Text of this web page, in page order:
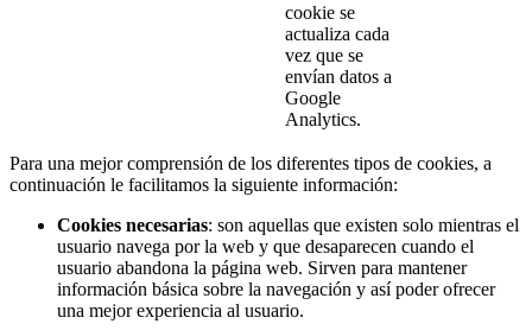
cookie se
actualiza cada
vez que se
envían datos a
Google
Analytics.
Para una mejor comprensión de los diferentes tipos de cookies, a
continuación le facilitamos la siguiente información:
Cookies necesarias: son aquellas que existen solo mientras el
usuario navega por la web y que desaparecen cuando el
usuario abandona la página web. Sirven para mantener
información básica sobre la navegación y así poder ofrecer
una mejor experiencia al usuario.